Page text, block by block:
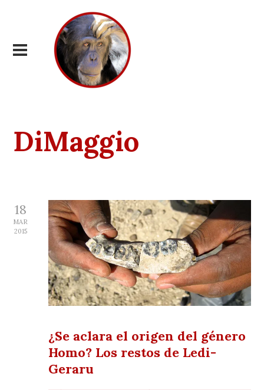
DiMaggio
18
MAR
2015
¿Se aclara el origen del género
Homo? Los restos de Ledi-
Geraru